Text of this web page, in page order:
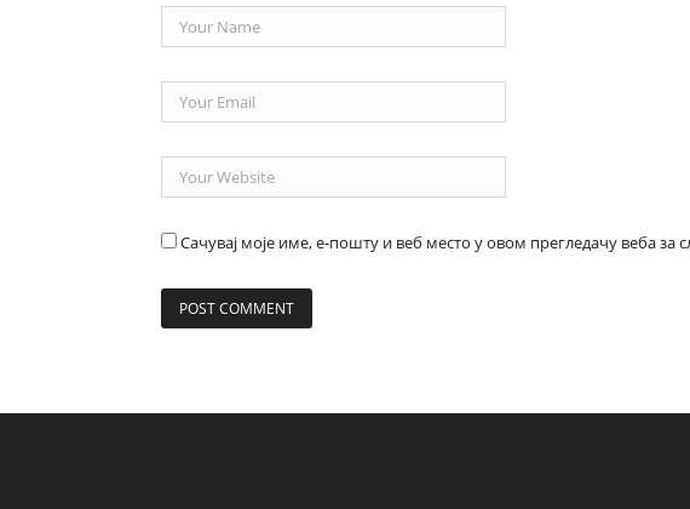
Сачувај моје име, е-пошту и веб место у овом прегледачу веба за